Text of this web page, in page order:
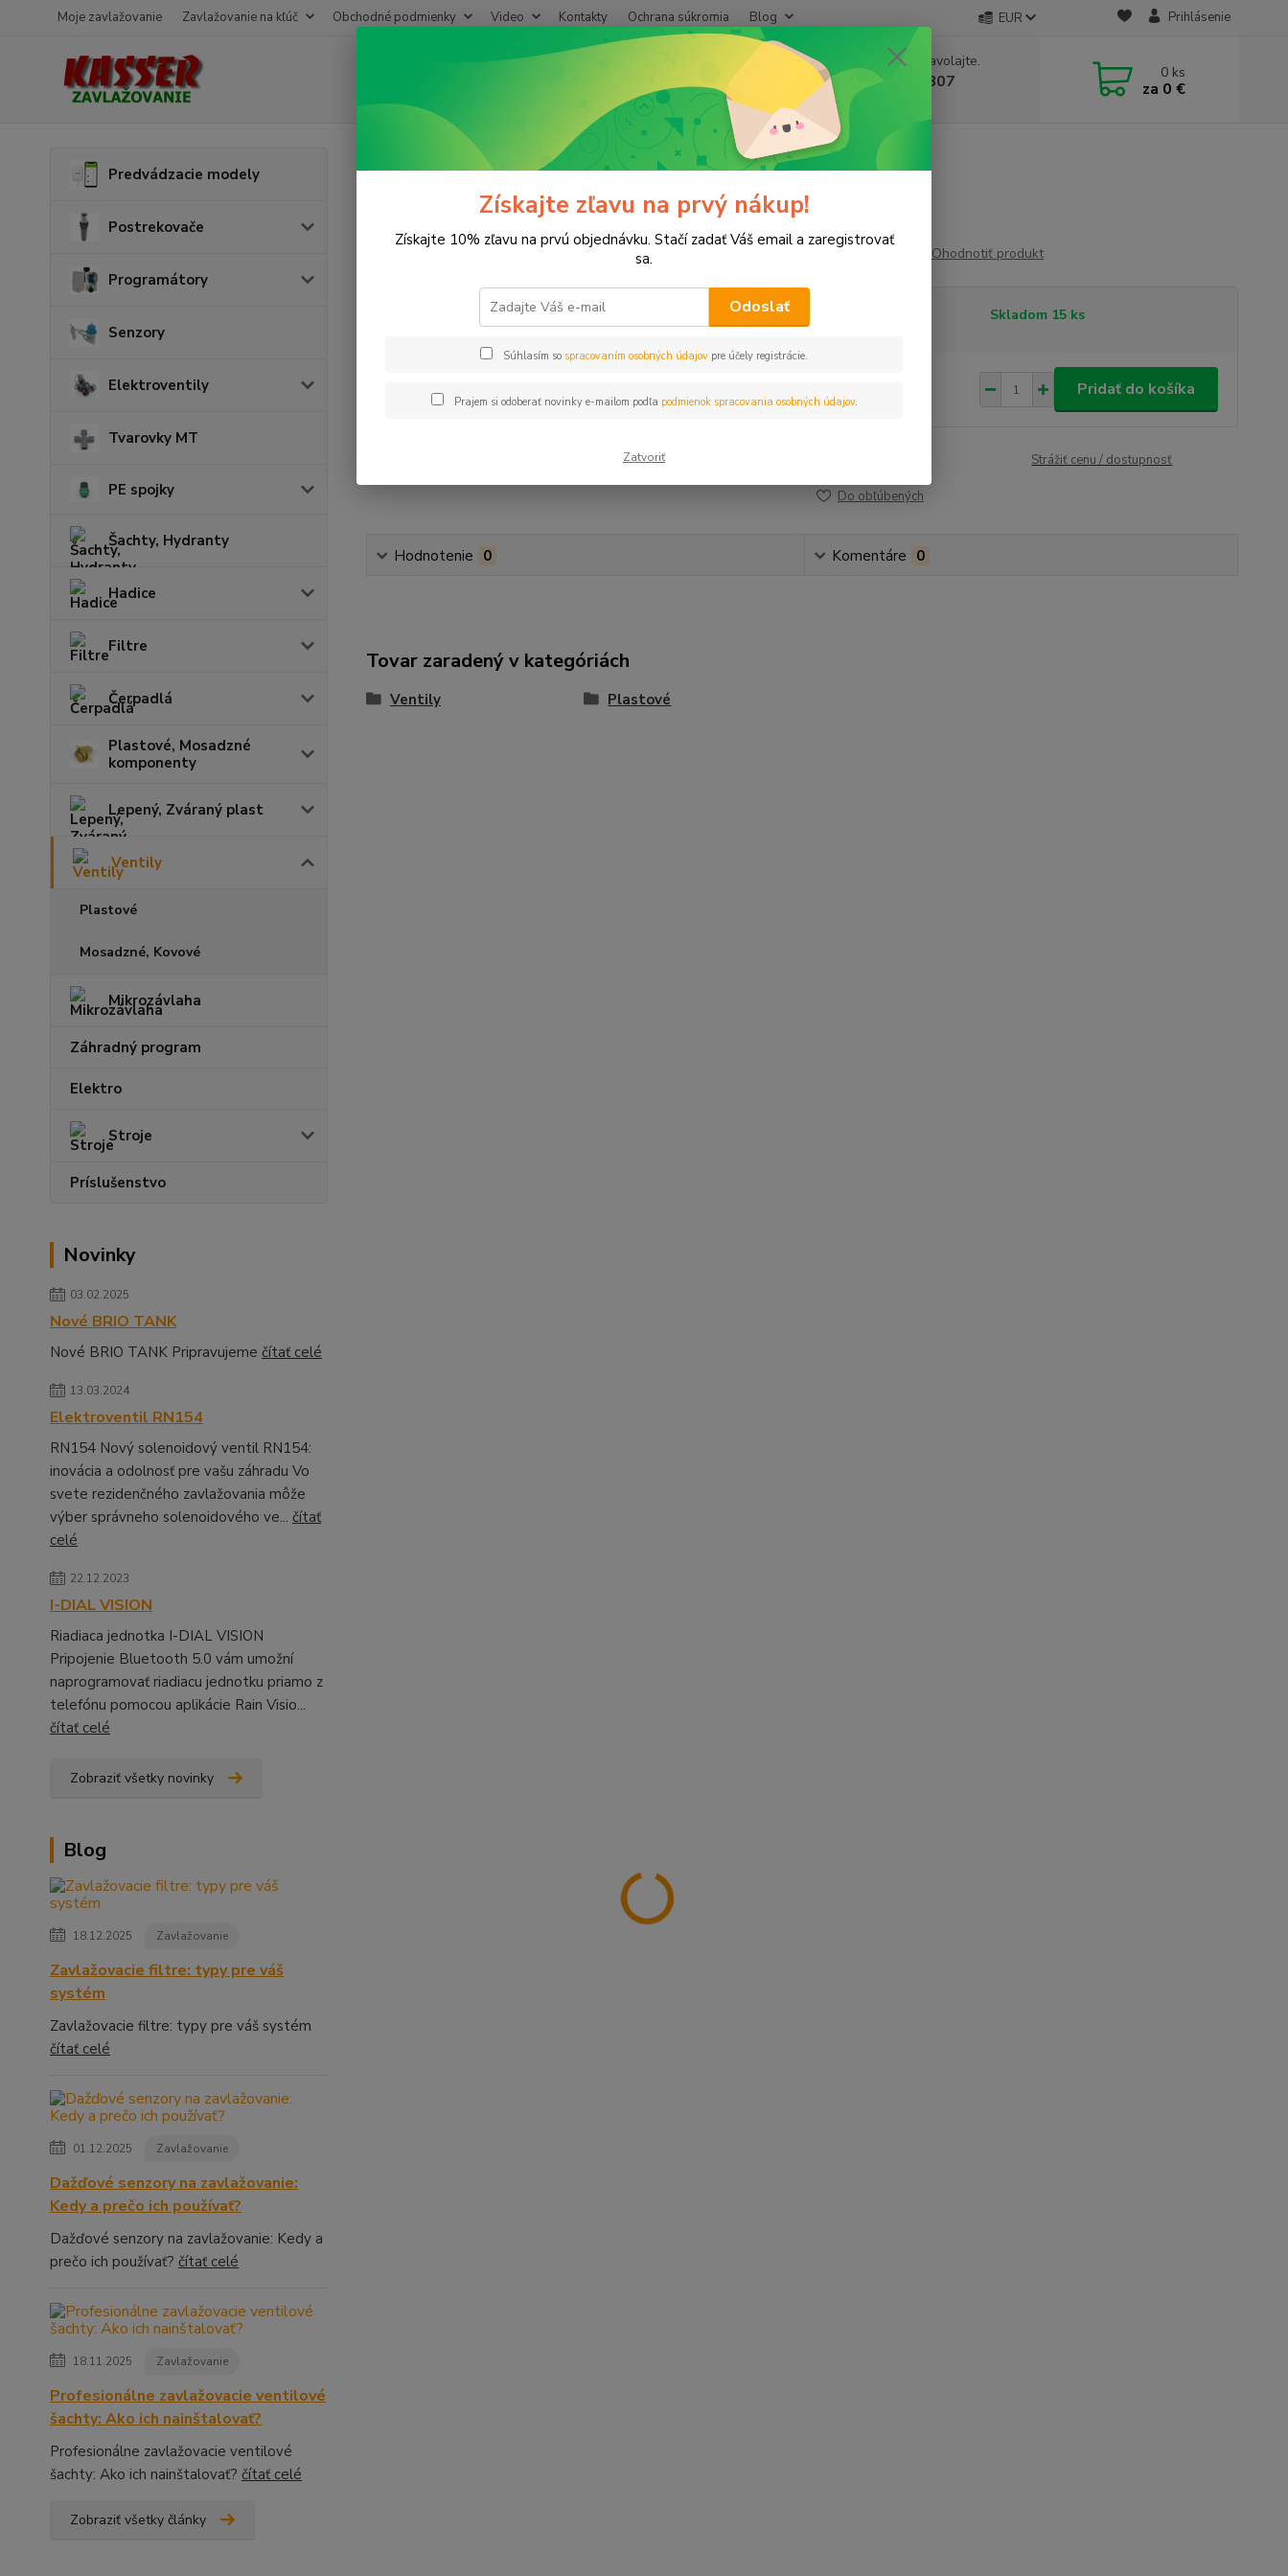
Moje zavlažovanie Zavlažovanie na kľúč Obchodné podmienky Video Kontakty Ochrana súkromia Blog EUR Prihlásenie
Neviete si rady? Zavolajte.
+421 911 131 807
(Po-Pia, 8-17 hod.)
0 ks
za 0 €
Predvádzacie modely
Postrekovače
Programátory
Senzory
Elektroventily
Tvarovky MT
PE spojky
Šachty, Hydranty
Hadice
Filtre
Čerpadlá
Plastové, Mosadzné
komponenty
Lepený, Zváraný plast
Ventily
Plastové
Mosadzné, Kovové
Mikrozávlaha
Záhradný program
Elektro
Stroje
Príslušenstvo
Novinky
03.02.2025
Nové BRIO TANK
Nové BRIO TANK Pripravujeme čítať celé
13.03.2024
Elektroventil RN154
RN154 Nový solenoidový ventil RN154:
inovácia a odolnosť pre vašu záhradu Vo
svete rezidenčného zavlažovania môže
výber správneho solenoidového ve... čítať
celé
22.12.2023
I-DIAL VISION
Riadiaca jednotka I-DIAL VISION
Pripojenie Bluetooth 5.0 vám umožní
naprogramovať riadiacu jednotku priamo z
telefónu pomocou aplikácie Rain Visio...
čítať celé
Zobraziť všetky novinky
Blog
18.12.2025 Zavlažovanie
Zavlažovacie filtre: typy pre váš
systém
Zavlažovacie filtre: typy pre váš systém
čítať celé
01.12.2025 Zavlažovanie
Dažďové senzory na zavlažovanie:
Kedy a prečo ich používať?
Dažďové senzory na zavlažovanie: Kedy a
prečo ich používať? čítať celé
18.11.2025 Zavlažovanie
Profesionálne zavlažovacie ventilové
šachty: Ako ich nainštalovať?
Profesionálne zavlažovacie ventilové
šachty: Ako ich nainštalovať? čítať celé
Zobraziť všetky články
Ventil guľový plast. 1" VOZ/VNZ PN10
Ventil guľový plast. 1" VOZ/VNZ PN10
Ohodnotiť produkt
Skladom 15 ks
3,49 €
Pridať do košíka
Strážiť cenu / dostupnosť
Do obľúbených
Hodnotenie 0 Komentáre 0
Tovar zaradený v kategóriách
Ventily Plastové
Získajte zľavu na prvý nákup!
Získajte 10% zľavu na prvú objednávku. Stačí zadať Váš email a zaregistrovať
sa.
Odoslať
Súhlasím so spracovaním osobných údajov pre účely registrácie.
Prajem si odoberať novinky e-mailom podľa podmienok spracovania osobných údajov.
Zatvoriť